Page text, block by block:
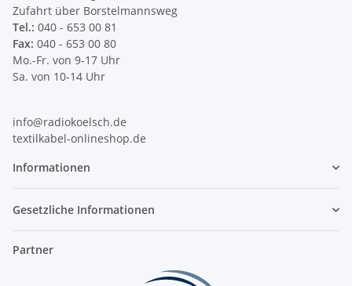
Zufahrt über Borstelmannsweg
Tel.: 040 - 653 00 81
Fax: 040 - 653 00 80
Mo.-Fr. von 9-17 Uhr
Sa. von 10-14 Uhr
info@radiokoelsch.de
textilkabel-onlineshop.de
Informationen
Gesetzliche Informationen
Partner